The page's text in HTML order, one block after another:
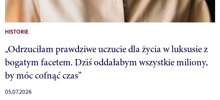
HISTORIE
„Odrzuciłam prawdziwe uczucie dla życia w luksusie z
bogatym facetem. Dziś oddałabym wszystkie miliony,
by móc cofnąć czas”
05.07.2026